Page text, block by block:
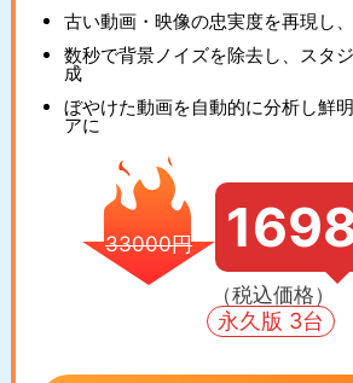
古い動画・映像の忠実度を再現し
数秒で背景ノイズを除去し、スタ
成
ぼやけた動画を自動的に分析し鮮
アに
33000円
（税込価格）
永久版 3台